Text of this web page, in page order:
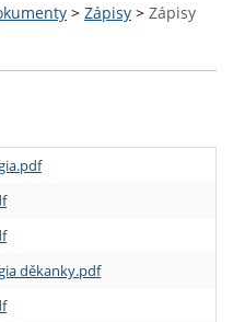
> Zápisy > Zápisy
děkanky.pdf